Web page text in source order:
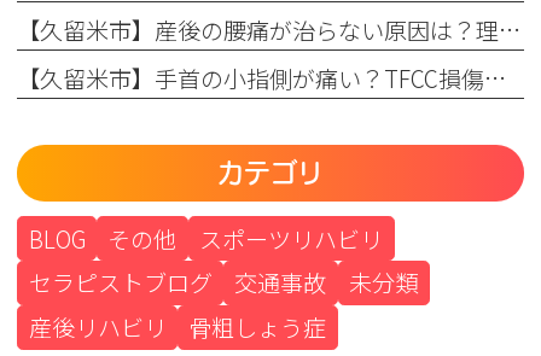
【久留米市】産後の腰痛が治らない原因は？理学療法士が教える骨盤ケアとリハビリの重要性
【久留米市】手首の小指側が痛い？TFCC損傷（三角線維軟骨複合体損傷）の正しい治療法とリハビリについて
カテゴリ
BLOG その他
スポーツリハビリ
セラピストブログ
交通事故
未分類
産後リハビリ
骨粗しょう症